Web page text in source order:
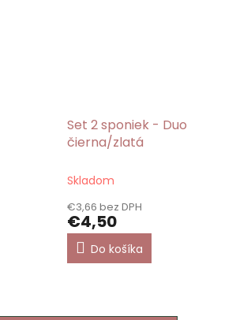
Set 2 sponiek - Duo
čierna/zlatá
Skladom
€3,66 bez DPH
€4,50
Do košíka